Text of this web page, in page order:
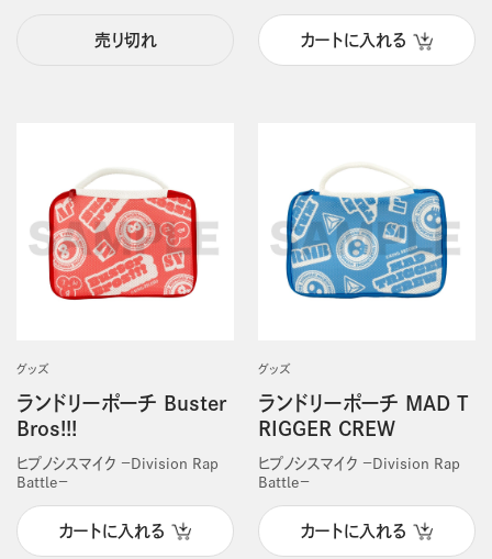
売り切れ カートに入れる
グッズ
ランドリーポーチ Buster
Bros!!!
ヒプノシスマイク －Division Rap
Battle－
カートに入れる
グッズ
ランドリーポーチ MAD T
RIGGER CREW
ヒプノシスマイク －Division Rap
Battle－
カートに入れる